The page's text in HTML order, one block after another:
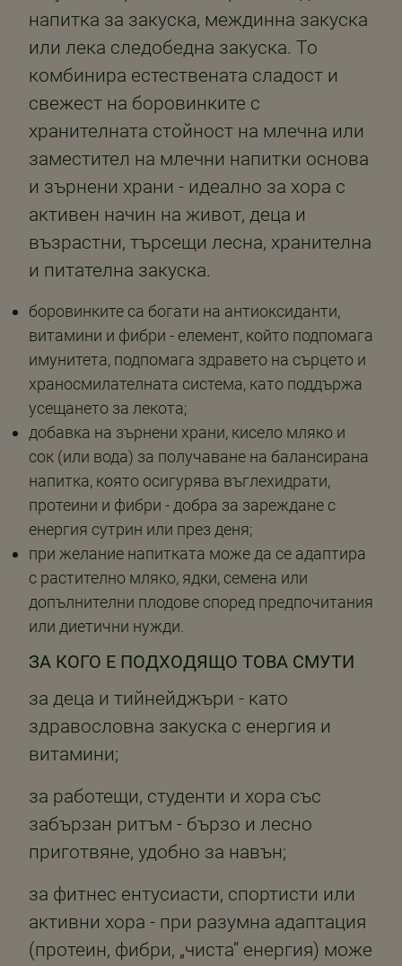
напитка за закуска, междинна закуска
или лека следобедна закуска. То
комбинира естествената сладост и
свежест на боровинките с
хранителната стойност на млечна или
заместител на млечни напитки основа
и зърнени храни - идеално за хора с
активен начин на живот, деца и
възрастни, търсещи лесна, хранителна
и питателна закуска.
боровинките са богати на антиоксиданти,
витамини и фибри - елемент, който подпомага
имунитета, подпомага здравето на сърцето и
храносмилателната система, като поддържа
усещането за лекота;
добавка на зърнени храни, кисело мляко и
сок (или вода) за получаване на балансирана
напитка, която осигурява въглехидрати,
протеини и фибри - добра за зареждане с
енергия сутрин или през деня;
при желание напитката може да се адаптира
с растително мляко, ядки, семена или
допълнителни плодове според предпочитания
или диетични нужди.
ЗА КОГО Е ПОДХОДЯЩО ТОВА СМУТИ
за деца и тийнейджъри - като
здравословна закуска с енергия и
витамини;
за работещи, студенти и хора със
забързан ритъм - бързо и лесно
приготвяне, удобно за навън;
за фитнес ентусиасти, спортисти или
активни хора - при разумна адаптация
(протеин, фибри, „чиста“ енергия) може